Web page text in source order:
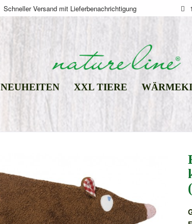
Schneller Versand mit Lieferbenachrichtigung
NEUHEITEN XXL TIERE